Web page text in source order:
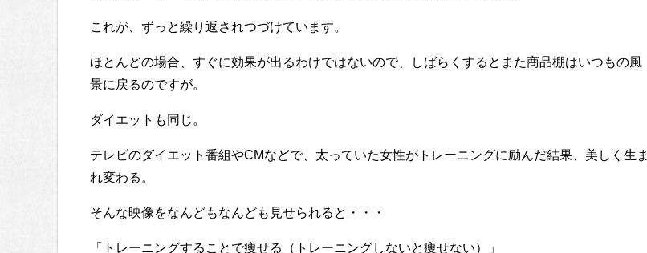
これが、ずっと繰り返されつづけています。
ほとんどの場合、すぐに効果が出るわけではないので、しばらくするとまた商品棚はいつもの風
景に戻るのですが。
ダイエットも同じ。
テレビのダイエット番組やCMなどで、太っていた女性がトレーニングに励んだ結果、美しく生ま
れ変わる。
そんな映像をなんどもなんども見せられると・・・
「トレーニングすることで痩せる（トレーニングしないと痩せない）」